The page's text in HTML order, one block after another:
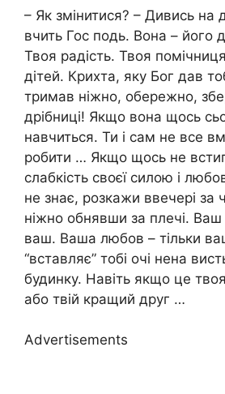
– Як змінитися? – Дивись на
вчить Гос подь. Вона – його
Твоя радість. Твоя
дітей. Крихта, яку Бог дав
тримав ніжно, обережно,
дрібниці! Якщо вона щось
навчиться. Ти і сам не все
робити … Якщо щось не
слабкість своєї силою і
не знає, розкажи ввечері
ніжно обнявши за плечі. Ваш
ваш. Ваша любов – тільки
“вставляє” тобі очі нена
будинку. Навіть якщо це
або твій кращий друг …
Advertisements